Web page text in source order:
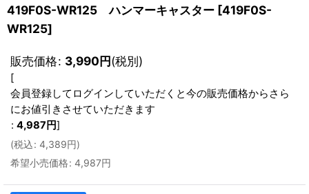
419F0S-WR125 ハンマーキャスター [419F0S-
WR125]
販売価格: 3,990円(税別)
[
会員登録してログインしていただくと今の販売価格からさら
にお値引きさせていただきます
: 4,987 円]
(税込: 4,389円)
希望小売価格: 4,987円